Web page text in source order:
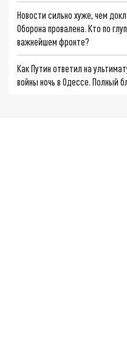
Новости сильно хуже, чем
Оборона провалена. Кто по
важнейшем фронте?
Как Путин ответил на
войны ночь в Одессе. Полный